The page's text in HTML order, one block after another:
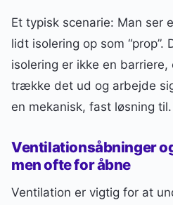
Et typisk scenarie: Man ser
lidt isolering op som
isolering er ikke en
trække det ud og arbejde
en mekanisk, fast løsning til.
Ventilationsåbninger
men ofte for åbne
Ventilation er vigtig for at